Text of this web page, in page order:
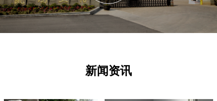
新闻资讯